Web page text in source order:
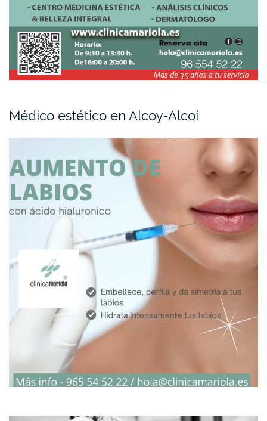
Médico estético en Alcoy-Alcoi